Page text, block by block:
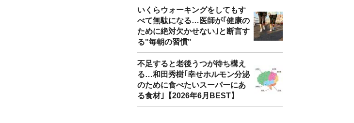
いくらウォーキングをしてもす
べて無駄になる…医師が｢健康の
ために絶対欠かせない｣と断言す
る"毎朝の習慣"
不足すると老後うつが待ち構え
る…和田秀樹｢幸せホルモン分泌
のために食べたいスーパーにあ
る食材｣【2026年6月BEST】